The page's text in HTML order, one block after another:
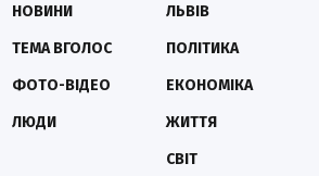
НОВИНИ
ТЕМА ВГОЛОС
ФОТО-ВІДЕО
ЛЮДИ
ЛЬВІВ
ПОЛІТИКА
ЕКОНОМІКА
ЖИТТЯ
СВІТ